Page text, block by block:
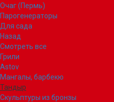
Очаг (Пермь)
Парогенераторы
Для сада
Назад
Смотреть все
Грили
Astov
Мангалы, барбекю
Тандыр
Скульптуры из бронзы